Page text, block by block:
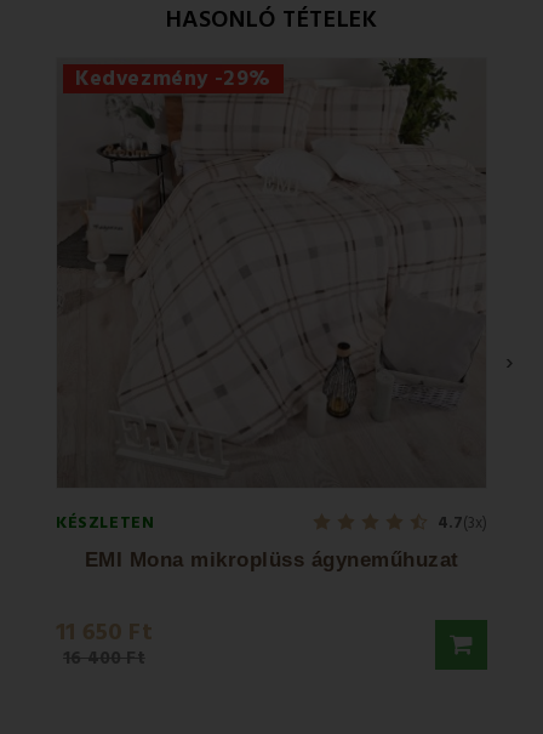
HASONLÓ TÉTELEK
Kedvezmény -29%
KÉSZLETEN 4.7(3x)
EMI Mona mikroplüss ágyneműhuzat
11 650 Ft
16 400 Ft
›